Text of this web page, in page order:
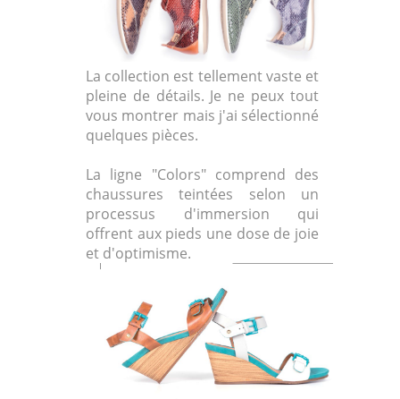
La collection est tellement vaste et
pleine de détails. Je ne peux tout
vous montrer mais j'ai sélectionné
quelques pièces.
La ligne "Colors" comprend des
chaussures teintées selon un
processus d'immersion qui
offrent aux pieds une dose de joie
et d'optimisme.